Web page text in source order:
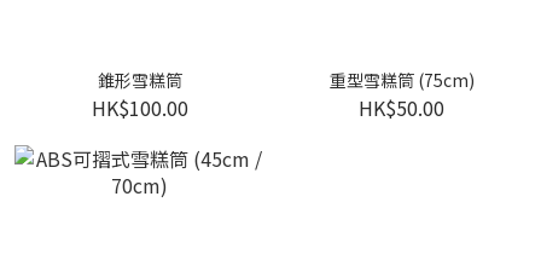
錐形雪糕筒
HK$100.00
重型雪糕筒 (75cm)
HK$50.00